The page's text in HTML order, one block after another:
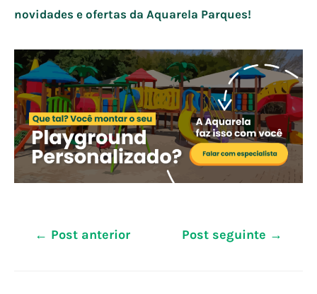
novidades e ofertas da Aquarela Parques!
Navegação
← Post anterior Post seguinte →